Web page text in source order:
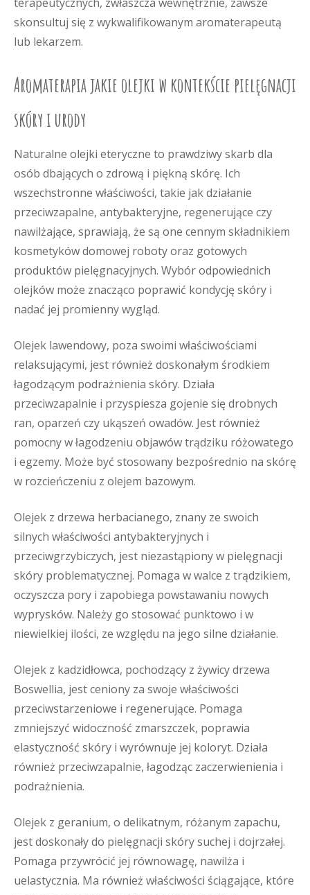
skonsultuj się z wykwalifikowanym aromaterapeutą
lub lekarzem.
Aromaterapia jakie olejki w kontekście pielęgnacji
skóry i urody
Naturalne olejki eteryczne to prawdziwy skarb dla
osób dbających o zdrową i piękną skórę. Ich
wszechstronne właściwości, takie jak działanie
przeciwzapalne, antybakteryjne, regenerujące czy
nawilżające, sprawiają, że są one cennym składnikiem
kosmetyków domowej roboty oraz gotowych
produktów pielęgnacyjnych. Wybór odpowiednich
olejków może znacząco poprawić kondycję skóry i
nadać jej promienny wygląd.
Olejek lawendowy, poza swoimi właściwościami
relaksującymi, jest również doskonałym środkiem
łagodzącym podrażnienia skóry. Działa
przeciwzapalnie i przyspiesza gojenie się drobnych
ran, oparzeń czy ukąszeń owadów. Jest również
pomocny w łagodzeniu objawów trądziku różowatego
i egzemy. Może być stosowany bezpośrednio na skórę
w rozcieńczeniu z olejem bazowym.
Olejek z drzewa herbacianego, znany ze swoich
silnych właściwości antybakteryjnych i
przeciwgrzybiczych, jest niezastąpiony w pielęgnacji
skóry problematycznej. Pomaga w walce z trądzikiem,
oczyszcza pory i zapobiega powstawaniu nowych
wyprysków. Należy go stosować punktowo i w
niewielkiej ilości, ze względu na jego silne działanie.
Olejek z kadzidłowca, pochodzący z żywicy drzewa
Boswellia, jest ceniony za swoje właściwości
przeciwstarzeniowe i regenerujące. Pomaga
zmniejszyć widoczność zmarszczek, poprawia
elastyczność skóry i wyrównuje jej koloryt. Działa
również przeciwzapalnie, łagodząc zaczerwienienia i
podrażnienia.
Olejek z geranium, o delikatnym, różanym zapachu,
jest doskonały do pielęgnacji skóry suchej i dojrzałej.
Pomaga przywrócić jej równowagę, nawilża i
uelastycznia. Ma również właściwości ściągające, które